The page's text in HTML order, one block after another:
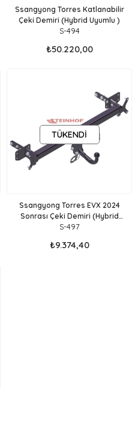
Ssangyong Torres Katlanabilir
Çeki Demiri (Hybrid Uyumlu )
S-494
₺50.220,00
TÜKENDI
Ssangyong Torres EVX 2024
Sonrası Çeki Demiri (Hybrid
Uyumlu )
S-497
₺9.374,40